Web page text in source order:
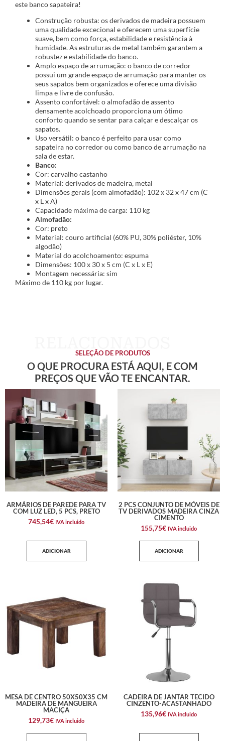
este banco sapateira!
Construção robusta: os derivados de madeira possuem
uma qualidade excecional e oferecem uma superfície
suave, bem como força, estabilidade e resistência à
humidade. As estruturas de metal também garantem a
robustez e estabilidade do banco.
Amplo espaço de arrumação: o banco de corredor
possui um grande espaço de arrumação para manter os
seus sapatos bem organizados e oferece uma divisão
limpa e livre de confusão.
Assento confortável: o almofadão de assento
densamente acolchoado proporciona um ótimo
conforto quando se sentar para calçar e descalçar os
sapatos.
Uso versátil: o banco é perfeito para usar como
sapateira no corredor ou como banco de arrumação na
sala de estar.
Banco:
Cor: carvalho castanho
Material: derivados de madeira, metal
Dimensões gerais (com almofadão): 102 x 32 x 47 cm (C
x L x A)
Capacidade máxima de carga: 110 kg
Almofadão:
Cor: preto
Material: couro artificial (60% PU, 30% poliéster, 10%
algodão)
Material do acolchoamento: espuma
Dimensões: 100 x 30 x 5 cm (C x L x E)
Montagem necessária: sim
Máximo de 110 kg por lugar.
SELEÇÃO DE PRODUTOS
O QUE PROCURA ESTÁ AQUI, E COM
PREÇOS QUE VÃO TE ENCANTAR.
ARMÁRIOS DE PAREDE PARA TV
COM LUZ LED, 5 PCS, PRETO
745,54€ IVA incluido
ADICIONAR
2 PCS CONJUNTO DE MÓVEIS DE
TV DERIVADOS MADEIRA CINZA
CIMENTO
155,75€ IVA incluido
ADICIONAR
MESA DE CENTRO 50X50X35 CM
MADEIRA DE MANGUEIRA
MACIÇA
129,73€ IVA incluido
CADEIRA DE JANTAR TECIDO
CINZENTO-ACASTANHADO
135,96€ IVA incluido